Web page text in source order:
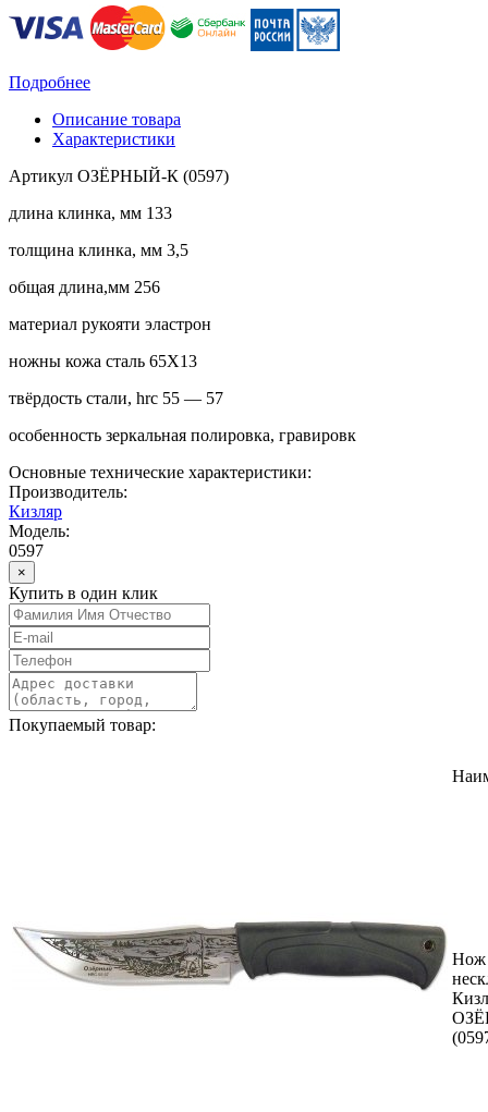
Подробнее
Описание товара
Характеристики
Артикул ОЗЁРНЫЙ-К (0597)
длина клинка, мм 133
толщина клинка, мм 3,5
общая длина,мм 256
материал рукояти эластрон
ножны кожа сталь 65Х13
твёрдость стали, hrc 55 — 57
особенность зеркальная полировка, гравировк
Основные технические характеристики:
Производитель:
Кизляр
Модель:
0597
×
Купить в один клик
Покупаемый товар:
Нож